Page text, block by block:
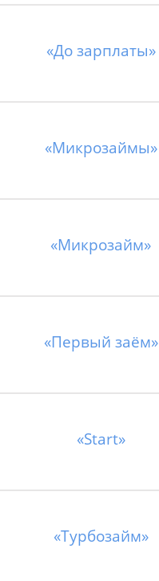
«До зарплаты»
«Микрозаймы»
«Микрозайм»
«Первый заём»
«Start»
«Турбозайм»